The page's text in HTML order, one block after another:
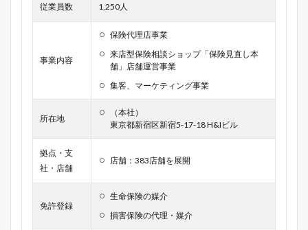
従業員数 1,250人
事業内容
保険代理店事業
来店型保険相談ショップ「保険見直し本
舗」店舗運営事業
集客、マーケティング事業
所在地
（本社）
東京都新宿区新宿5-17-18 H&Iビル
拠点・支
社・店舗
店舗：383店舗を展開
免許登録
生命保険の媒介
損害保険の代理・媒介